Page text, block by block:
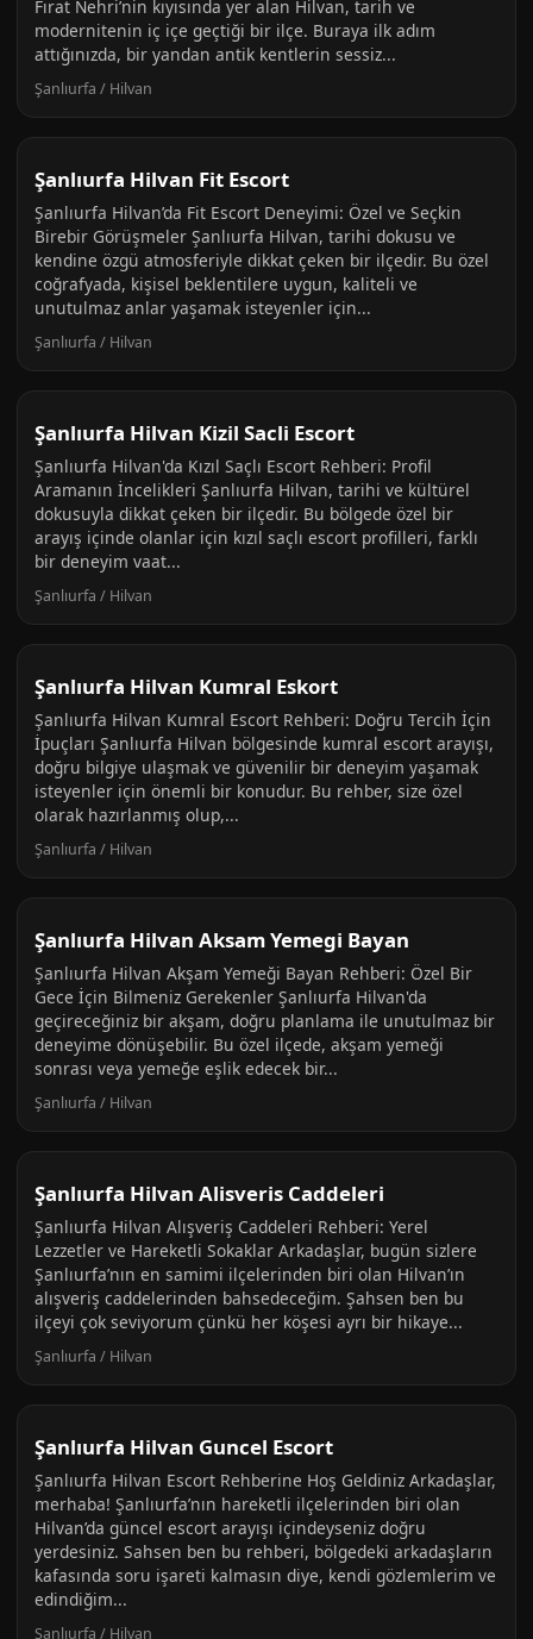
Fırat Nehri’nin kıyısında yer alan Hilvan, tarih ve
modernitenin iç içe geçtiği bir ilçe. Buraya ilk adım
attığınızda, bir yandan antik kentlerin sessiz...
Şanlıurfa / Hilvan
Şanlıurfa Hilvan Fit Escort
Şanlıurfa Hilvan’da Fit Escort Deneyimi: Özel ve Seçkin
Birebir Görüşmeler Şanlıurfa Hilvan, tarihi dokusu ve
kendine özgü atmosferiyle dikkat çeken bir ilçedir. Bu özel
coğrafyada, kişisel beklentilere uygun, kaliteli ve
unutulmaz anlar yaşamak isteyenler için...
Şanlıurfa / Hilvan
Şanlıurfa Hilvan Kizil Sacli Escort
Şanlıurfa Hilvan'da Kızıl Saçlı Escort Rehberi: Profil
Aramanın İncelikleri Şanlıurfa Hilvan, tarihi ve kültürel
dokusuyla dikkat çeken bir ilçedir. Bu bölgede özel bir
arayış içinde olanlar için kızıl saçlı escort profilleri, farklı
bir deneyim vaat...
Şanlıurfa / Hilvan
Şanlıurfa Hilvan Kumral Eskort
Şanlıurfa Hilvan Kumral Escort Rehberi: Doğru Tercih İçin
İpuçları Şanlıurfa Hilvan bölgesinde kumral escort arayışı,
doğru bilgiye ulaşmak ve güvenilir bir deneyim yaşamak
isteyenler için önemli bir konudur. Bu rehber, size özel
olarak hazırlanmış olup,...
Şanlıurfa / Hilvan
Şanlıurfa Hilvan Aksam Yemegi Bayan
Şanlıurfa Hilvan Akşam Yemeği Bayan Rehberi: Özel Bir
Gece İçin Bilmeniz Gerekenler Şanlıurfa Hilvan'da
geçireceğiniz bir akşam, doğru planlama ile unutulmaz bir
deneyime dönüşebilir. Bu özel ilçede, akşam yemeği
sonrası veya yemeğe eşlik edecek bir...
Şanlıurfa / Hilvan
Şanlıurfa Hilvan Alisveris Caddeleri
Şanlıurfa Hilvan Alışveriş Caddeleri Rehberi: Yerel
Lezzetler ve Hareketli Sokaklar Arkadaşlar, bugün sizlere
Şanlıurfa’nın en samimi ilçelerinden biri olan Hilvan’ın
alışveriş caddelerinden bahsedeceğim. Şahsen ben bu
ilçeyi çok seviyorum çünkü her köşesi ayrı bir hikaye...
Şanlıurfa / Hilvan
Şanlıurfa Hilvan Guncel Escort
Şanlıurfa Hilvan Escort Rehberine Hoş Geldiniz Arkadaşlar,
merhaba! Şanlıurfa’nın hareketli ilçelerinden biri olan
Hilvan’da güncel escort arayışı içindeyseniz doğru
yerdesiniz. Sahsen ben bu rehberi, bölgedeki arkadaşların
kafasında soru işareti kalmasın diye, kendi gözlemlerim ve
edindiğim...
Şanlıurfa / Hilvan